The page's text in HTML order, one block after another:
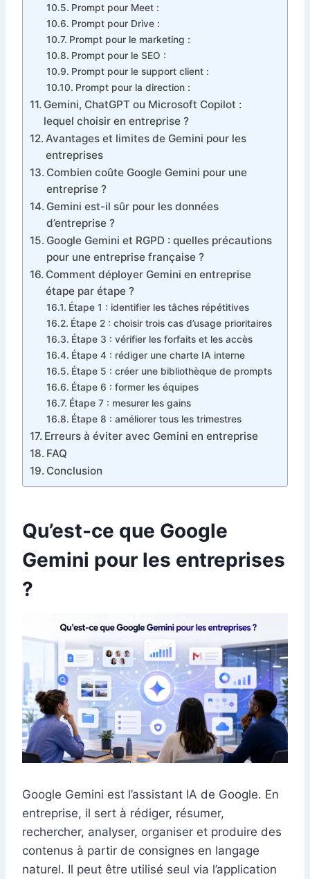
Prompt pour Meet :
Prompt pour Drive :
Prompt pour le marketing :
Prompt pour le SEO :
Prompt pour le support client :
Prompt pour la direction :
Gemini, ChatGPT ou Microsoft Copilot :
lequel choisir en entreprise ?
Avantages et limites de Gemini pour les
entreprises
Combien coûte Google Gemini pour une
entreprise ?
Gemini est-il sûr pour les données
d’entreprise ?
Google Gemini et RGPD : quelles précautions
pour une entreprise française ?
Comment déployer Gemini en entreprise
étape par étape ?
Étape 1 : identifier les tâches répétitives
Étape 2 : choisir trois cas d’usage prioritaires
Étape 3 : vérifier les forfaits et les accès
Étape 4 : rédiger une charte IA interne
Étape 5 : créer une bibliothèque de prompts
Étape 6 : former les équipes
Étape 7 : mesurer les gains
Étape 8 : améliorer tous les trimestres
Erreurs à éviter avec Gemini en entreprise
FAQ
Conclusion
Qu’est-ce que Google
Gemini pour les entreprises
?
Google Gemini est l’assistant IA de Google. En
entreprise, il sert à rédiger, résumer,
rechercher, analyser, organiser et produire des
contenus à partir de consignes en langage
naturel. Il peut être utilisé seul via l’application